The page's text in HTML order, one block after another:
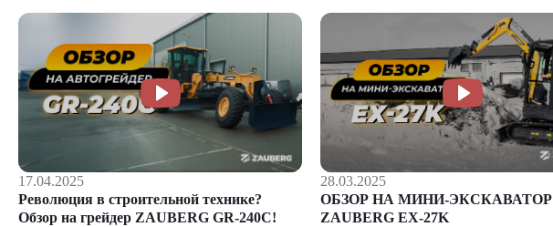
17.04.2025
Революция в строительной технике?
Обзор на грейдер ZAUBERG GR-240C!
28.03.2025
ОБЗОР НА МИНИ-ЭКСКАВАТОР
ZAUBERG EX-27K